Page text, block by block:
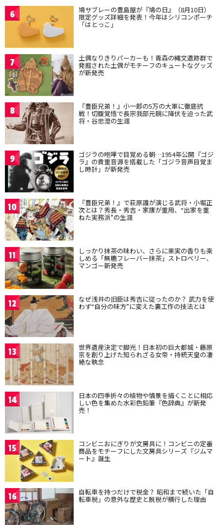
6 鳩サブレーの豊島屋が『鳩の日』（8月10日）
限定グッズ詳細を発表！今年はシリコンポーチ
「はとっこ」
7 土偶なりきりパーカーも！青森の縄文遺跡群で
発掘された土偶がモチーフのキュートなグッズ
が新発売
8 『豊臣兄弟！』小一郎の5万の大軍に徹底抗
戦！切腹覚悟で長宗我部元親に降伏を迫った武
将・谷忠澄の生涯
9 ゴジラの咆哮で目覚める朝…1954年公開『ゴジ
ラ』の貴重音源を搭載した「ゴジラ音声目覚ま
し時計」が新発売
10 『豊臣兄弟！』で萩原護が演じる武将・小堀正
次とは？秀長・秀吉・家康が重用、“出家を重
ねた実務派”の生涯
11 しっかり抹茶の味わい、さらに果実の香りも楽
しめる「無糖フレーバー抹茶」ストロベリー、
マンゴー新発売
12 なぜ浅井の旧臣は秀吉に従ったのか？ 武力を使
わず“自分の味方”に変えた裏工作の技法とは
13 世界遺産決定で脚光！日本初の巨大都城・藤原
京を創り上げた知られざる女帝・持統天皇の凄
絶な執念
14 日本の四季折々の植物や情景を描くことに相応
しい色を集めた水彩色鉛筆『色辞典』が新発
売！
15 コンビニおにぎりが文房具に！コンビニの定番
商品をモチーフにした文房具シリーズ『ジムマ
ート』誕生
16 自転車を持つだけで税金？ 昭和まで続いた「自
転車税」の意外な歴史と脱税が横行した理由